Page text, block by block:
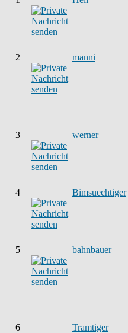
2 manni
3 werner
4 Bimsuechtiger
5 bahnbauer
6 Tramtiger